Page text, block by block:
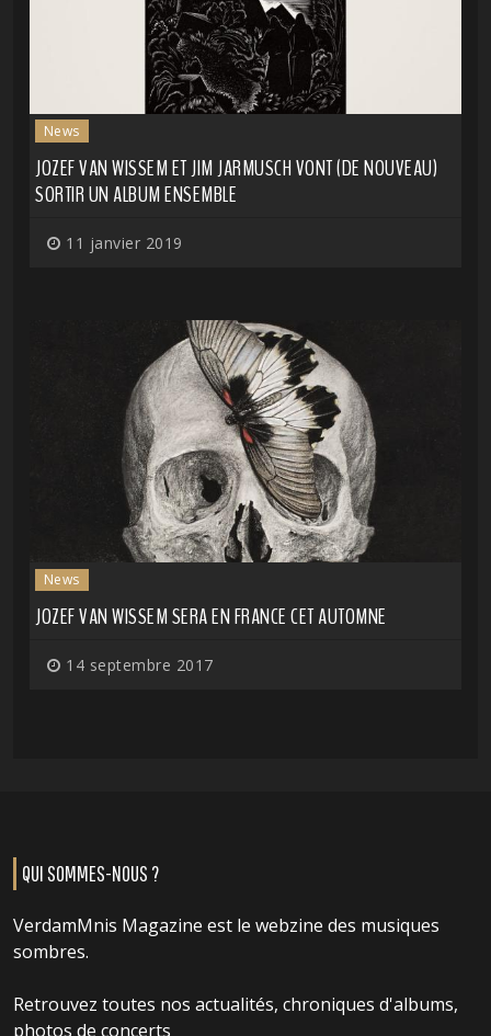
News
JOZEF VAN WISSEM ET JIM JARMUSCH VONT (DE NOUVEAU)
SORTIR UN ALBUM ENSEMBLE
11 janvier 2019
News
JOZEF VAN WISSEM SERA EN FRANCE CET AUTOMNE
14 septembre 2017
QUI SOMMES-NOUS ?
VerdamMnis Magazine est le webzine des musiques
sombres.
Retrouvez toutes nos actualités, chroniques d'albums,
photos de concerts